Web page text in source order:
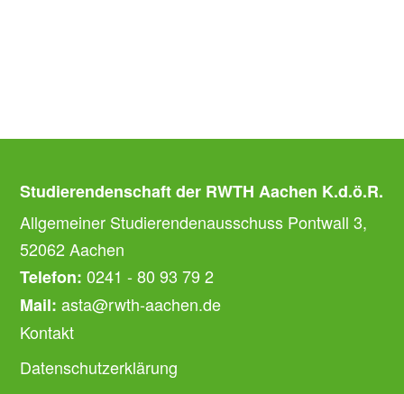
Studierendenschaft der RWTH Aachen K.d.ö.R.
Allgemeiner Studierendenausschuss Pontwall 3,
52062 Aachen
Telefon: 0241 - 80 93 79 2
Mail: asta@rwth-aachen.de
Kontakt
Datenschutzerklärung